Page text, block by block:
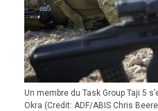
Un membre du Task Group Taji 5
Okra (Credit: ADF/ABIS Chris